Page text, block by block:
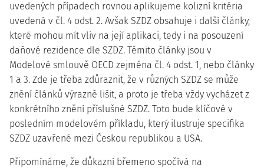
uvedených případech rovnou aplikujeme kolizní kritéria
uvedená v čl. 4 odst. 2. Avšak SZDZ obsahuje i další články,
které mohou mít vliv na její aplikaci, tedy i na posouzení
daňové rezidence dle SZDZ. Těmito články jsou v
Modelové smlouvě OECD zejména čl. 4 odst. 1, nebo články
1 a 3. Zde je třeba zdůraznit, že v různých SZDZ se může
znění článků výrazně lišit, a proto je třeba vždy vycházet z
konkrétního znění příslušné SZDZ. Toto bude klíčové v
posledním modelovém příkladu, který ilustruje specifika
SZDZ uzavřené mezi Českou republikou a USA.
Připomínáme, že důkazní břemeno spočívá na